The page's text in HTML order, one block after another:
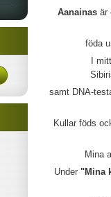
Aanainas är
föda
I
samt DNA-
Kullar föds
Mina
Under "Mina